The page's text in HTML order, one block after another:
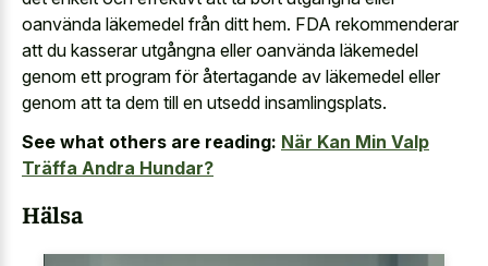
oanvända läkemedel från ditt hem. FDA rekommenderar
att du kasserar utgångna eller oanvända läkemedel
genom ett program för återtagande av läkemedel eller
genom att ta dem till en utsedd insamlingsplats.
See what others are reading: När Kan Min Valp
Träffa Andra Hundar?
Hälsa